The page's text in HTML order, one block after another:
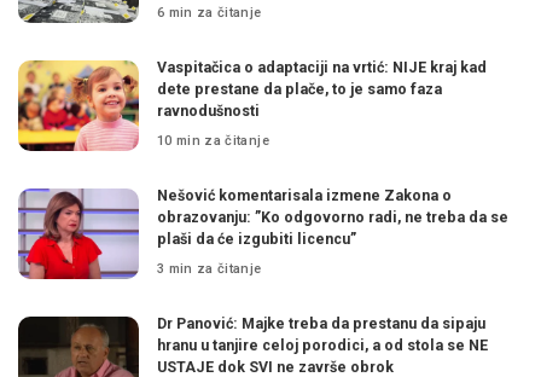
6 min za čitanje
Vaspitačica o adaptaciji na vrtić: NIJE kraj kad
dete prestane da plače, to je samo faza
ravnodušnosti
10 min za čitanje
Nešović komentarisala izmene Zakona o
obrazovanju: ”Ko odgovorno radi, ne treba da se
plaši da će izgubiti licencu”
3 min za čitanje
Dr Panović: Majke treba da prestanu da sipaju
hranu u tanjire celoj porodici, a od stola se NE
USTAJE dok SVI ne završe obrok